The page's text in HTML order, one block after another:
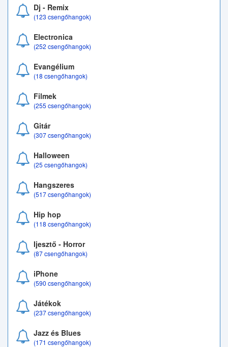
Dj - Remix
(123 csengőhangok)
Electronica
(252 csengőhangok)
Evangélium
(18 csengőhangok)
Filmek
(255 csengőhangok)
Gitár
(307 csengőhangok)
Halloween
(25 csengőhangok)
Hangszeres
(517 csengőhangok)
Hip hop
(118 csengőhangok)
Ijesztő - Horror
(87 csengőhangok)
iPhone
(590 csengőhangok)
Játékok
(237 csengőhangok)
Jazz és Blues
(171 csengőhangok)